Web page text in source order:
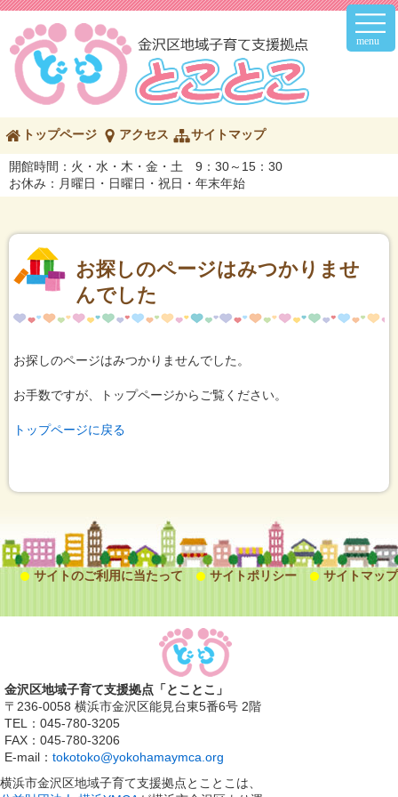
メ
メ
の
ペ
ー
ジ
容
トップページ アクセス サイトマップ
開館時間：火・水・木・金・土 9：30～15：30
お休み：月曜日・日曜日・祝日・年末年始
お探しのページはみつかりませ
んでした
お探しのページはみつかりませんでした。
お手数ですが、トップページからご覧ください。
トップページに戻る
サイトのご利用に当たって サイトポリシー サイトマップ
金沢区地域子育て支援拠点「とことこ」
〒236-0058 横浜市金沢区能見台東5番6号 2階
TEL：045-780-3205
FAX：045-780-3206
E-mail： tokotoko@yokohamaymca.org
横浜市金沢区地域子育て支援拠点とことこは、